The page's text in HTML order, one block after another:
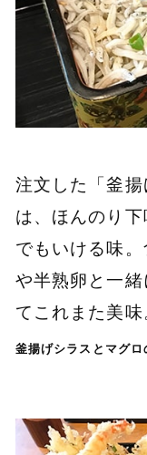
注文した「釜揚
は、ほんのり
でもいける味
や半熟卵と一
てこれまた美味
釜揚げシラスとマグ